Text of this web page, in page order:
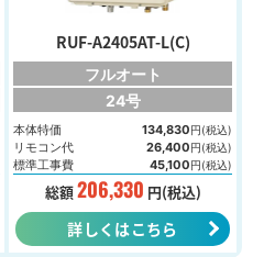
RUF-A2405AT-L(C)
フルオート
24号
本体特価 134,830円(税込)
リモコン代 26,400円(税込)
標準工事費 45,100円(税込)
総額206,330 円(税込)
詳しくはこちら